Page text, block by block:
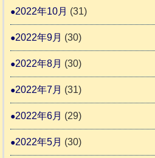
2022年10月 (31)
2022年9月 (30)
2022年8月 (30)
2022年7月 (31)
2022年6月 (29)
2022年5月 (30)